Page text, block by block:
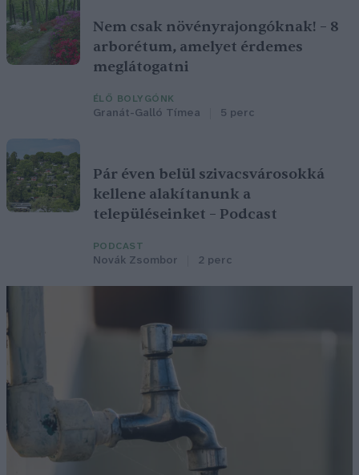
Nem csak növényrajongóknak! – 8
arborétum, amelyet érdemes
meglátogatni
ÉLŐ BOLYGÓNK
Granát-Galló Tímea 5 perc
Pár éven belül szivacsvárosokká
kellene alakítanunk a
településeinket – Podcast
PODCAST
Novák Zsombor 2 perc